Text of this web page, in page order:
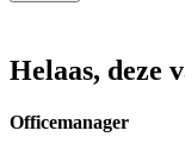
Helaas, deze
Officemanager